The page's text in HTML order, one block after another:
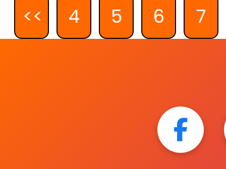
<< 4 5 6 7